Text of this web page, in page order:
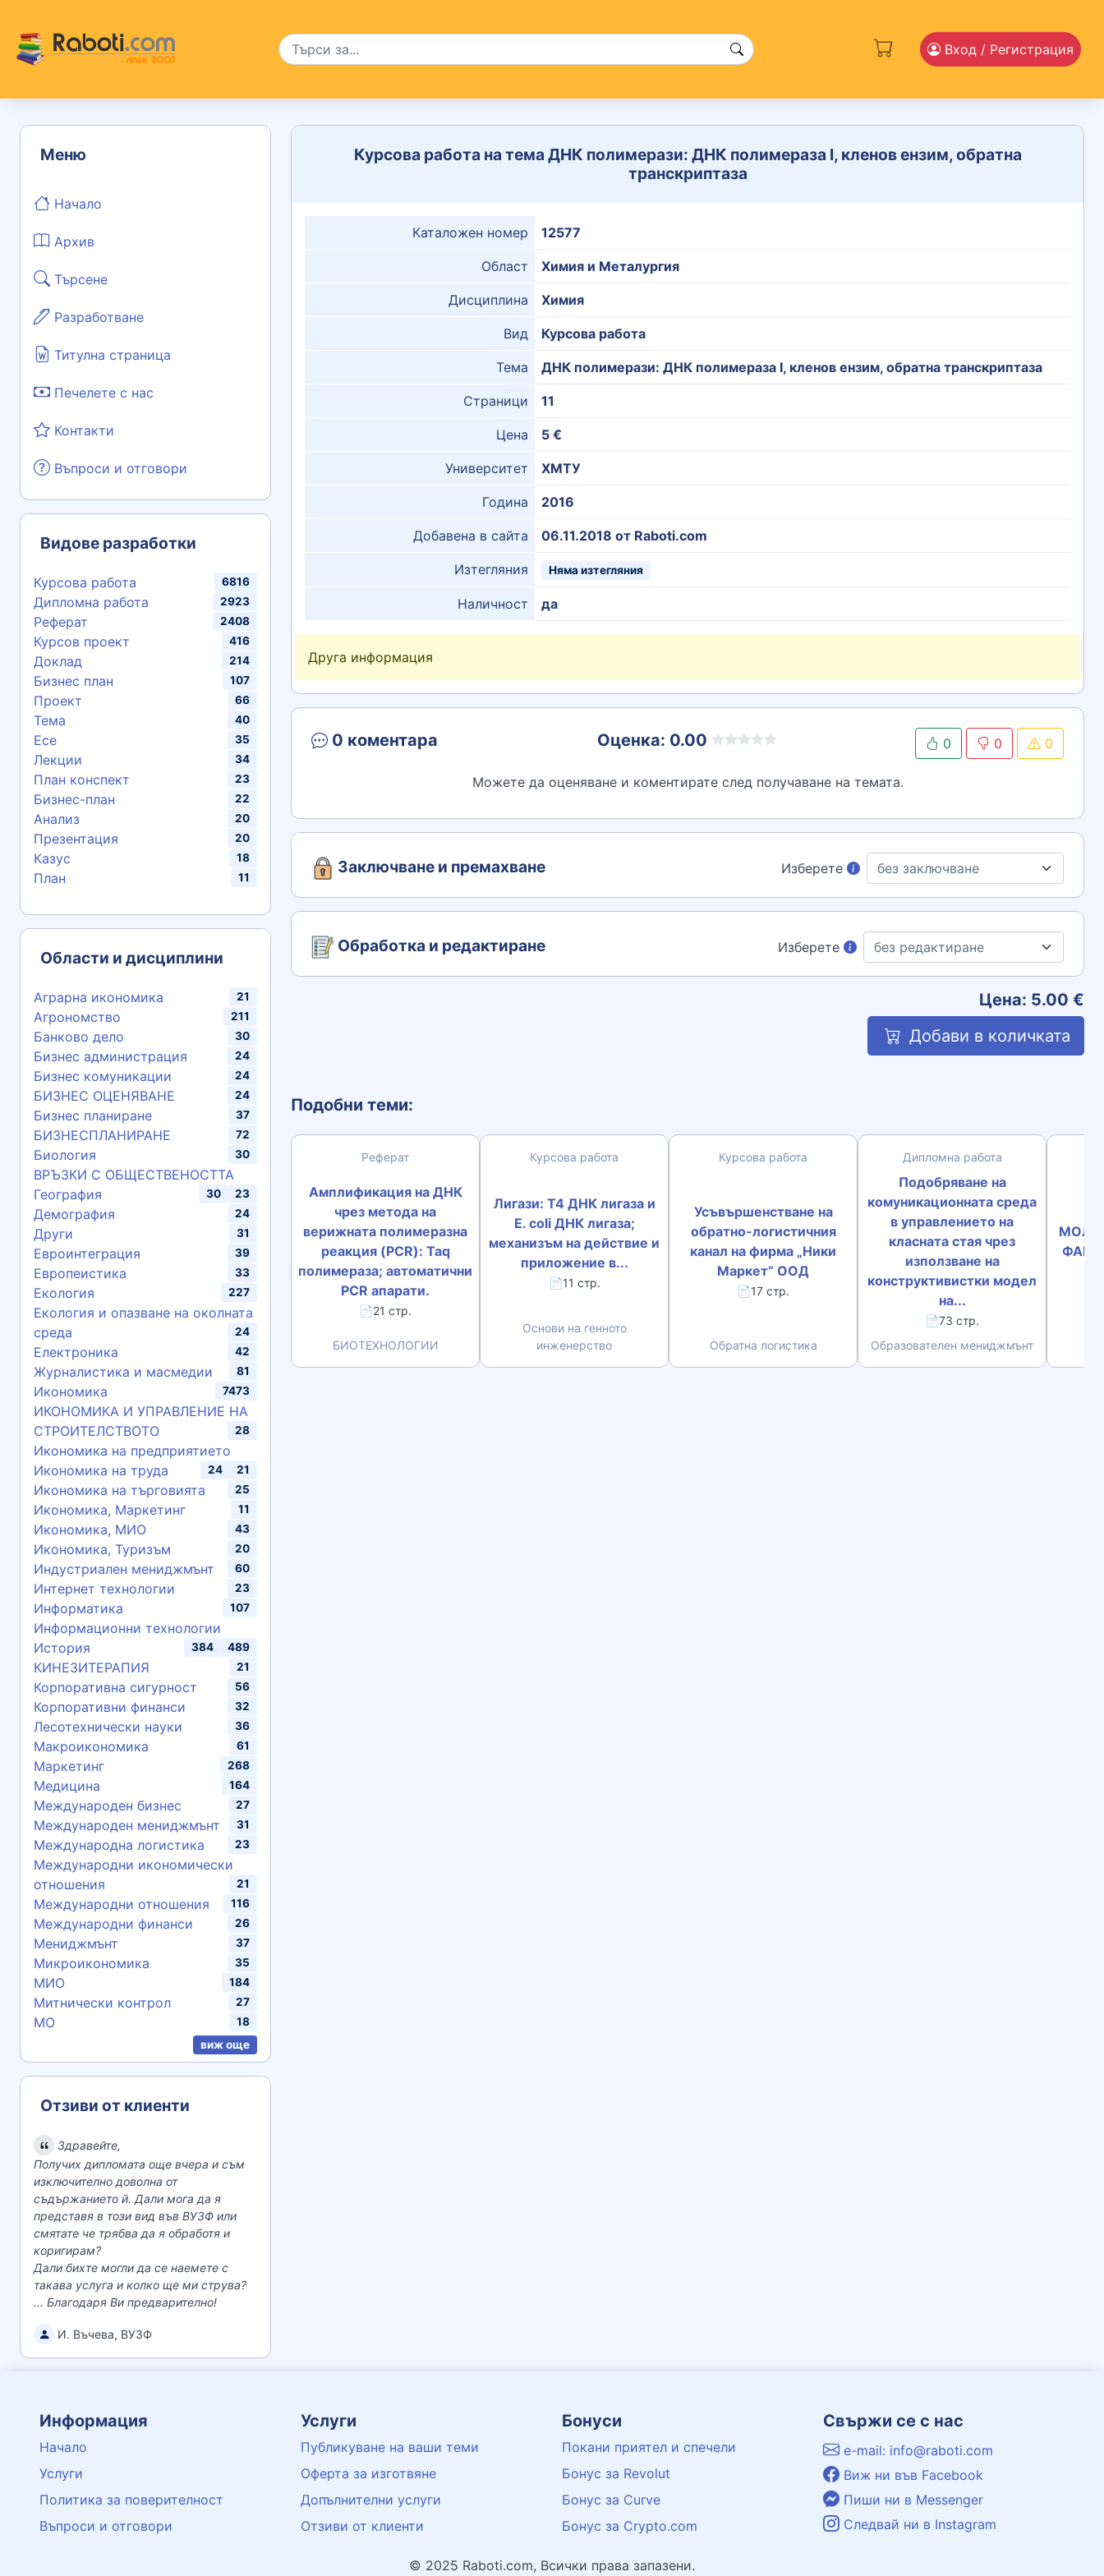
Вход / Регистрация
Меню
Начало
Архив
Търсене
Разработване
Титулна страница
Печелете с нас
Контакти
Въпроси и отговори
Видове разработки
Курсова работа 6816
Дипломна работа 2923
Реферат 2408
Курсов проект 416
Доклад 214
Бизнес план 107
Проект 66
Тема 40
Есе 35
Лекции 34
План конспект 23
Бизнес-план 22
Анализ 20
Презентация 20
Казус 18
План 11
Области и дисциплини
Аграрна икономика 21
Агрономство 211
Банково дело 30
Бизнес администрация 24
Бизнес комуникации 24
БИЗНЕС ОЦЕНЯВАНЕ 24
Бизнес планиране 37
БИЗНЕСПЛАНИРАНЕ 72
Биология 30
ВРЪЗКИ С ОБЩЕСТВЕНОСТТА
23
География 30
Демография 24
Други 31
Евроинтеграция 39
Европеистика 33
Екология 227
Екология и опазване на околната
среда
24
Електроника 42
Журналистика и масмедии 81
Икономика 7473
ИКОНОМИКА И УПРАВЛЕНИЕ НА
СТРОИТЕЛСТВОТО
28
Икономика на предприятието
21
Икономика на труда 24
Икономика на търговията 25
Икономика, Маркетинг 11
Икономика, МИО 43
Икономика, Туризъм 20
Индустриален мениджмънт 60
Интернет технологии 23
Информатика 107
Информационни технологии
489
История 384
КИНЕЗИТЕРАПИЯ 21
Корпоративна сигурност 56
Корпоративни финанси 32
Лесотехнически науки 36
Макроикономика 61
Маркетинг 268
Медицина 164
Международен бизнес 27
Международен мениджмънт 31
Международна логистика 23
Международни икономически
отношения
21
Международни отношения 116
Международни финанси 26
Мениджмънт 37
Микроикономика 35
МИО 184
Митнически контрол 27
МО
18
виж още
Отзиви от клиенти
Здравейте,
Получих дипломата още вчера и съм
изключително доволна от
съдържанието й. Дали мога да я
представя в този вид във ВУЗФ или
смятате че трябва да я обработя и
коригирам?
Дали бихте могли да се наемете с
такава услуга и колко ще ми струва?
... Благодаря Ви предварително!
И. Въчева, ВУЗФ
Курсова работа на тема ДНК полимерази: ДНК полимераза I, кленов ензим, обратна
транскриптаза
Каталожен номер 12577
Област Химия и Металургия
Дисциплина Химия
Вид Курсова работа
Тема ДНК полимерази: ДНК полимераза I, кленов ензим, обратна транскриптаза
Страници 11
Цена 5 €
Университет ХМТУ
Година 2016
Добавена в сайта 06.11.2018 от Raboti.com
Изтегляния Няма изтегляния
Наличност да
Друга информация
0 коментара Оценка: 0.00 0 0 0
Можете да оценяване и коментирате след получаване на темата.
Заключване и премахване Изберете
Обработка и редактиране Изберете
Цена: 5.00 €
Добави в количката
Подобни теми:
Реферат
Амплификация на ДНК
чрез метода на
верижната полимеразна
реакция (PCR): Taq
полимераза; автоматични
PCR апарати.
📄21 стр.
БИОТЕХНОЛОГИИ
Курсова работа
Лигази: Т4 ДНК лигаза и
E. coli ДНК лигаза;
механизъм на действие и
приложение в...
📄11 стр.
Основи на генното
инженерство
Курсова работа
Усъвършенстване на
обратно-логистичния
канал на фирма „Ники
Маркет“ ООД
📄17 стр.
Обратна логистика
Дипломна работа
Подобряване на
комуникационната среда
в управлението на
класната стая чрез
използване на
конструктивистки модел
на...
📄73 стр.
Образователен мениджмънт
Информация
Начало
Услуги
Политика за поверителност
Въпроси и отговори
Услуги
Публикуване на ваши теми
Оферта за изготвяне
Допълнителни услуги
Отзиви от клиенти
Бонуси
Покани приятел и спечели
Бонус за Revolut
Бонус за Curve
Бонус за Crypto.com
Свържи се с нас
e-mail: info@raboti.com
Виж ни във Facebook
Пиши ни в Messenger
Следвай ни в Instagram
© 2025 Raboti.com, Всички права запазени.